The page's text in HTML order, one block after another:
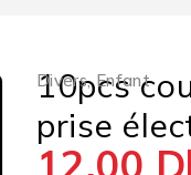
Divers,Enfant
10pcs
prise
12,00